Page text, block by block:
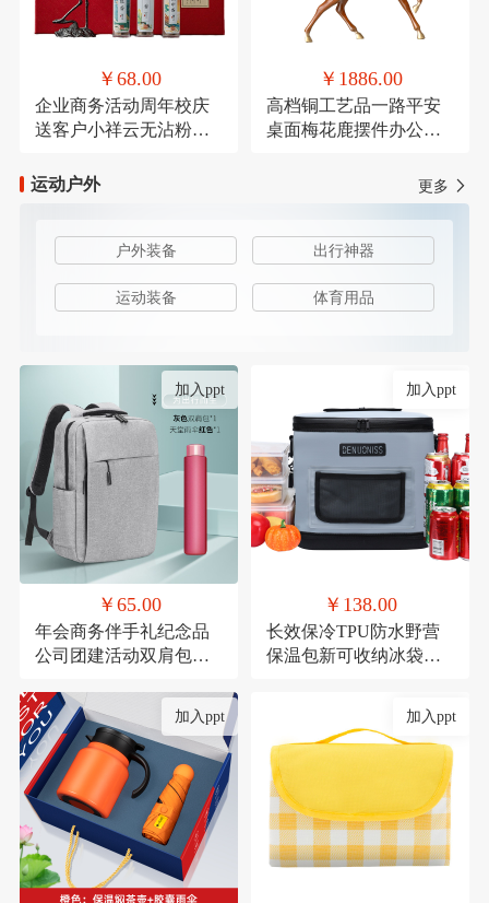
￥68.00
企业商务活动周年校庆
送客户小祥云无沾粉盘
￥1886.00
高档铜工艺品一路平安
桌面梅花鹿摆件办公装
运动户外
更多
户外装备 出行神器
运动装备 体育用品
加入ppt
￥65.00
年会商务伴手礼纪念品
公司团建活动双肩包实
加入ppt
￥138.00
长效保冷TPU防水野营
保温包新可收纳冰袋冰
加入ppt 加入ppt